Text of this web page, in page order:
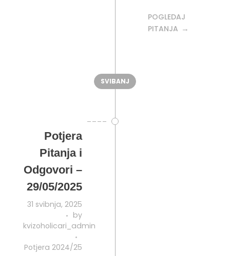
POGLEDAJ
PITANJA
SVIBANJ
Potjera
Pitanja i
Odgovori –
29/05/2025
31 svibnja, 2025
by
kvizoholicari_admin
Potjera 2024/25